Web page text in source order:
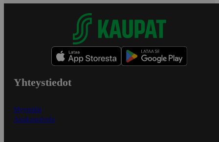
Yhteystiedot
Myymälät
Asiakaspalvelu